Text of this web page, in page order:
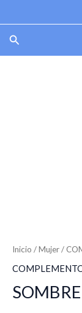
al
contenido
Buscar
Inicio /Mujer/